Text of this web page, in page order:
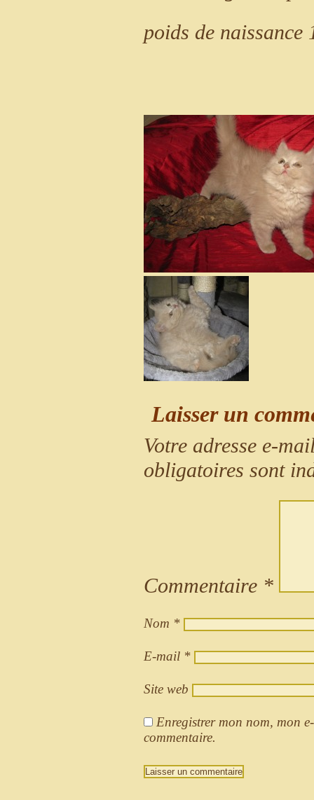
poids de
Laisser un
Votre adresse e-
obligatoires sont
Commentaire *
Nom *
E-mail *
Site web
Enregistrer mon nom, mon
commentaire.